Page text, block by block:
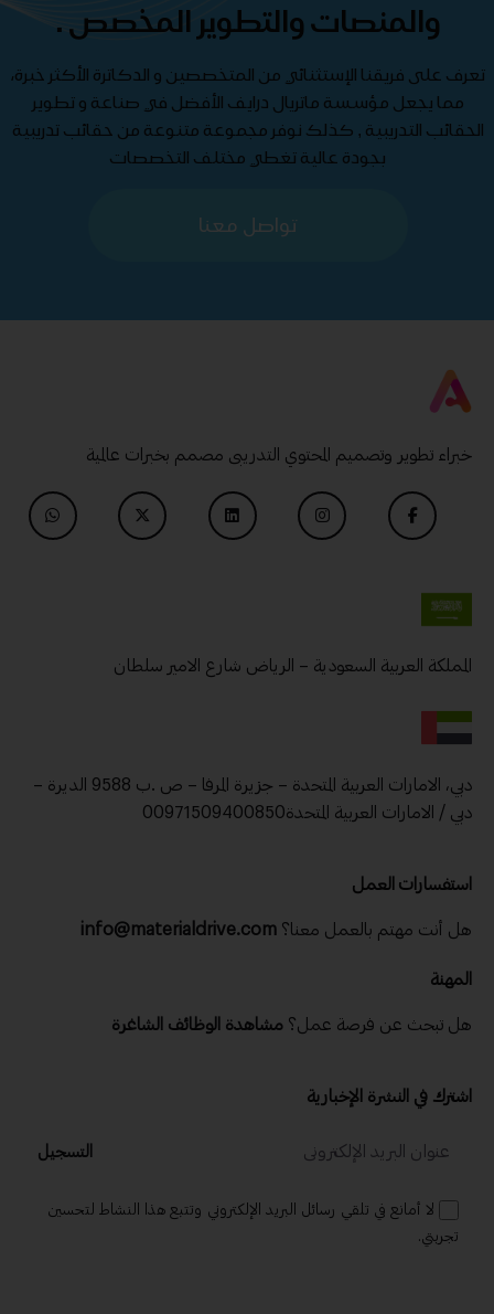
والمنصات والتطوير المخصص .
تعرف على فريقنا الإستثنائي من المتخصصين و الدكاترة الأكثر خبرة،
مما يجعل مؤسسة ماتريال درايف الأفضل في صناعة و تطوير
الحقائب التدريبية , كذلك نوفر مجموعة متنوعة من حقائب تدريبية
بجودة عالية تغطي مختلف التخصصات
تواصل معنا
خبراء تطوير وتصميم المحتوي التدريبى مصمم بخبرات عالمية
المملكة العربية السعودية – الرياض شارع الامير سلطان
دبي، الامارات العربية المتحدة – جزيرة المرفا – ص .ب 9588 الديرة –
دبي / الامارات العربية المتحدة00971509400850
استفسارات العمل
هل أنت مهتم بالعمل معنا؟ info@materialdrive.com
المهنة
هل تبحث عن فرصة عمل؟ مشاهدة الوظائف الشاغرة
اشترك في النشرة الإخبارية
التسجيل
لا أمانع في تلقي رسائل البريد الإلكتروني وتتبع هذا النشاط لتحسين
تجربتي.